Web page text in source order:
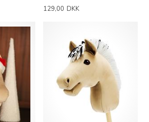
129,00 DKK